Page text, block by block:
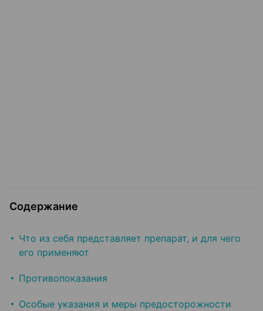
Содержание
Что из себя представляет препарат, и для чего
его применяют
Противопоказания
Особые указания и меры предосторожности